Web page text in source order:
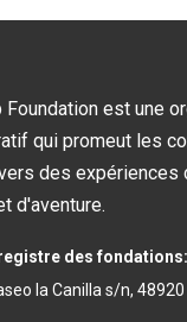
Foundation est une
qui promeut les
des expériences
d'aventure.
des fondations:
la Canilla s/n,